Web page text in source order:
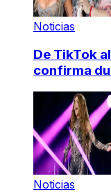
Noticias
De TikTok
confirma
Noticias